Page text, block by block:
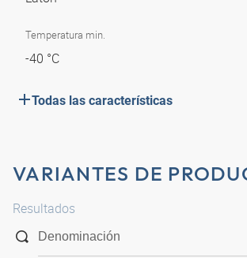
Temperatura min.
-40 °C
Todas las características
VARIANTES DE
Resultados